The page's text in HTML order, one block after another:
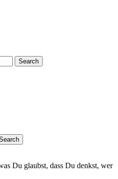
Search
Du glaubst, dass Du denkst, wer